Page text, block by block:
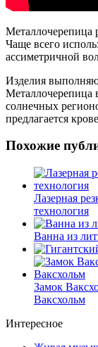
Металлочерепица
Чаще всего
ассиметричной
Изделия
Металлочерепица
солнечных
предлагается
Похожие
Лазерная
технология
Ванна из
Замок
Ваксхольм
Интересное